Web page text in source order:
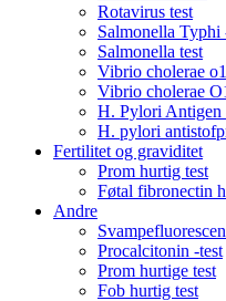
Rotavirus test
Salmonella Typhi
Salmonella test
Vibrio cholerae
Vibrio cholerae
H. Pylori Antigen
H. pylori
Fertilitet og graviditet
Prom hurtig test
Føtal fibronectin
Andre
Procalcitonin -test
Prom hurtige test
Fob hurtig test